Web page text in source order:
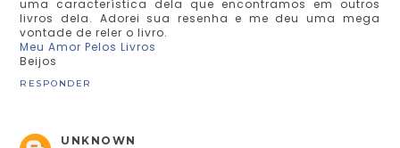
uma característica dela que encontramos em outros
livros dela. Adorei sua resenha e me deu uma mega
vontade de reler o livro.
Meu Amor Pelos Livros
Beijos
RESPONDER
UNKNOWN